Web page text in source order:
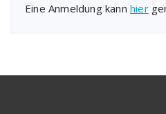
Eine Anmeldung kann hier